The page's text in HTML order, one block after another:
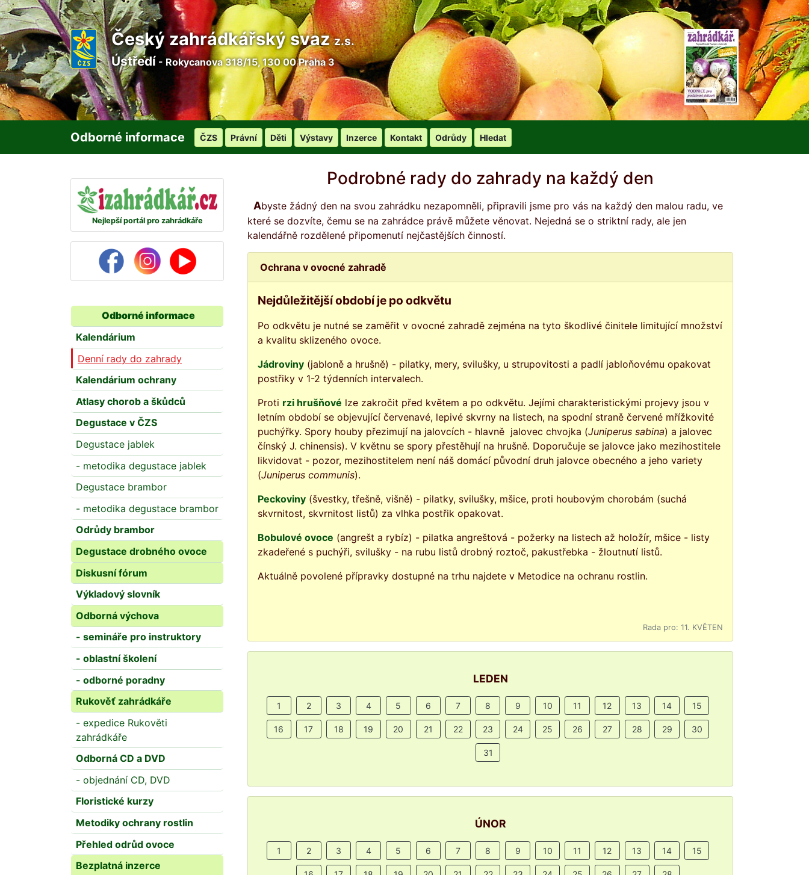
Český zahrádkářský svazz.s.
Ústředí - Rokycanova 318/15, 130 00 Praha 3
Odborné informace ČZS Právní Děti Výstavy Inzerce Kontakt Odrůdy Hledat
Nejlepší portál pro zahrádkáře
Odborné informace
Kalendárium
Denní rady do zahrady
Kalendárium ochrany
Atlasy chorob a škůdců
Degustace v ČZS
Degustace jablek
- metodika degustace jablek
Degustace brambor
- metodika degustace brambor
Odrůdy brambor
Degustace drobného ovoce
Diskusní fórum
Výkladový slovník
Odborná výchova
- semináře pro instruktory
- oblastní školení
- odborné poradny
Rukověť zahrádkáře
- expedice Rukověti
zahrádkáře
Odborná CD a DVD
- objednání CD, DVD
Floristické kurzy
Metodiky ochrany rostlin
Přehled odrůd ovoce
Bezplatná inzerce
Podrobné rady do zahrady na každý den
Abyste žádný den na svou zahrádku nezapomněli, připravili jsme pro vás na každý den malou radu, ve
které se dozvíte, čemu se na zahrádce právě můžete věnovat. Nejedná se o striktní rady, ale jen
kalendářně rozdělené připomenutí nejčastějších činností.
Ochrana v ovocné zahradě
Nejdůležitější období je po odkvětu
Po odkvětu je nutné se zaměřit v ovocné zahradě zejména na tyto škodlivé činitele limitující množství
a kvalitu sklizeného ovoce.
Jádroviny (jabloně a hrušně) - pilatky, mery, svilušky, u strupovitosti a padlí jabloňovému opakovat
postřiky v 1-2 týdenních intervalech.
Proti rzi hrušňové lze zakročit před květem a po odkvětu. Jejími charakteristickými projevy jsou v
letním období se objevující červenavé, lepivé skvrny na listech, na spodní straně červené mřížkovité
puchýřky. Spory houby přezimují na jalovcích - hlavně jalovec chvojka (Juniperus sabina) a jalovec
čínský J. chinensis). V květnu se spory přestěhují na hrušně. Doporučuje se jalovce jako mezihostitele
likvidovat - pozor, mezihostitelem není náš domácí původní druh jalovce obecného a jeho variety
(Juniperus communis).
Peckoviny (švestky, třešně, višně) - pilatky, svilušky, mšice, proti houbovým chorobám (suchá
skvrnitost, skvrnitost listů) za vlhka postřik opakovat.
Bobulové ovoce (angrešt a rybíz) - pilatka angreštová - požerky na listech až holožír, mšice - listy
zkadeřené s puchýři, svilušky - na rubu listů drobný roztoč, pakustřebka - žloutnutí listů.
Aktuálně povolené přípravky dostupné na trhu najdete v Metodice na ochranu rostlin.
Rada pro: 11. KVĚTEN
LEDEN
1 2 3 4 5 6 7 8 9 10 11 12 13 14 15
16 17 18 19 20 21 22 23 24 25 26 27 28 29 30
31
ÚNOR
1 2 3 4 5 6 7 8 9 10 11 12 13 14 15